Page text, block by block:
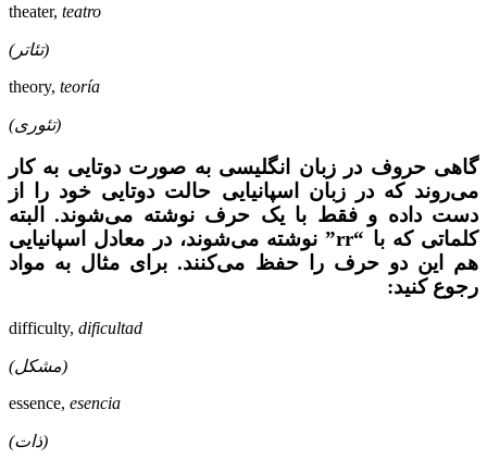
theater, teatro
(تئاتر)
theory, teoría
(تئوری)
گاهی حروف در زبان انگلیسی به صورت دوتایی به کار
می‌روند که در زبان اسپانیایی حالت دوتایی خود را از
دست داده و فقط با یک حرف نوشته می‌شوند. البته
کلماتی که با “rr” نوشته می‌شوند، در معادل اسپانیایی
هم این دو حرف را حفظ می‌کنند. برای مثال به مواد
رجوع کنید:
difficulty, dificultad
(مشکل)
essence, esencia
(ذات)